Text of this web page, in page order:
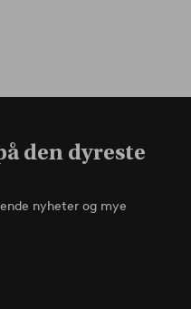
den dyreste
nyheter og mye